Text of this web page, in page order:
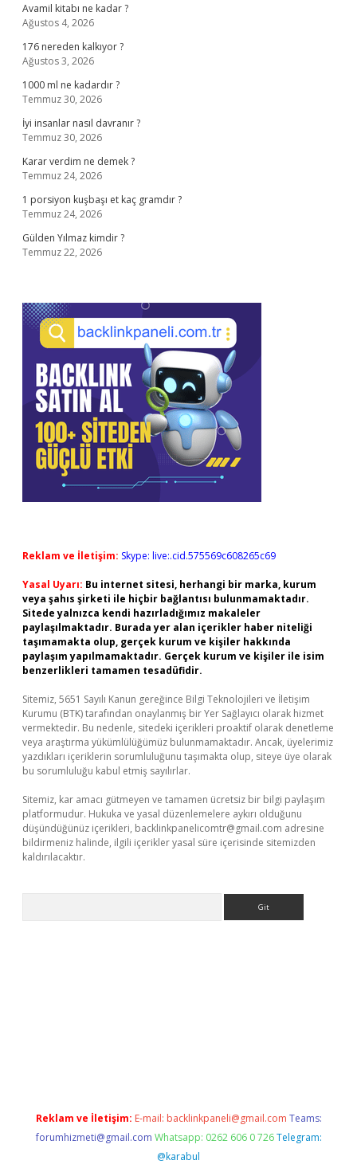
Avamil kitabı ne kadar ?
Ağustos 4, 2026
176 nereden kalkıyor ?
Ağustos 3, 2026
1000 ml ne kadardır ?
Temmuz 30, 2026
İyi insanlar nasıl davranır ?
Temmuz 30, 2026
Karar verdim ne demek ?
Temmuz 24, 2026
1 porsiyon kuşbaşı et kaç gramdır ?
Temmuz 24, 2026
Gülden Yılmaz kimdir ?
Temmuz 22, 2026
Reklam ve İletişim: Skype: live:.cid.575569c608265c69
Yasal Uyarı: Bu internet sitesi, herhangi bir marka, kurum
veya şahıs şirketi ile hiçbir bağlantısı bulunmamaktadır.
Sitede yalnızca kendi hazırladığımız makaleler
paylaşılmaktadır. Burada yer alan içerikler haber niteliği
taşımamakta olup, gerçek kurum ve kişiler hakkında
paylaşım yapılmamaktadır. Gerçek kurum ve kişiler ile isim
benzerlikleri tamamen tesadüfidir.
Sitemiz, 5651 Sayılı Kanun gereğince Bilgi Teknolojileri ve İletişim
Kurumu (BTK) tarafından onaylanmış bir Yer Sağlayıcı olarak hizmet
vermektedir. Bu nedenle, sitedeki içerikleri proaktif olarak denetleme
veya araştırma yükümlülüğümüz bulunmamaktadır. Ancak, üyelerimiz
yazdıkları içeriklerin sorumluluğunu taşımakta olup, siteye üye olarak
bu sorumluluğu kabul etmiş sayılırlar.
Sitemiz, kar amacı gütmeyen ve tamamen ücretsiz bir bilgi paylaşım
platformudur. Hukuka ve yasal düzenlemelere aykırı olduğunu
düşündüğünüz içerikleri, backlinkpanelicomtr@gmail.com adresine
bildirmeniz halinde, ilgili içerikler yasal süre içerisinde sitemizden
kaldırılacaktır.
Reklam ve İletişim: E-mail: backlinkpaneli@gmail.com Teams:
forumhizmeti@gmail.com Whatsapp: 0262 606 0 726 Telegram:
@karabul